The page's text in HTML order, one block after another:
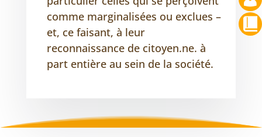
comme marginalisées ou exclues –
et, ce faisant, à leur
reconnaissance de citoyen.ne. à
part entière au sein de la société.